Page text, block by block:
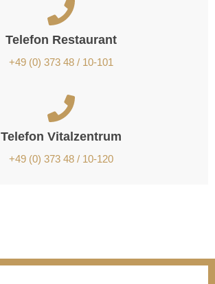
Telefon Restaurant
+49 (0) 373 48 / 10-101
Telefon Vitalzentrum
+49 (0) 373 48 / 10-120